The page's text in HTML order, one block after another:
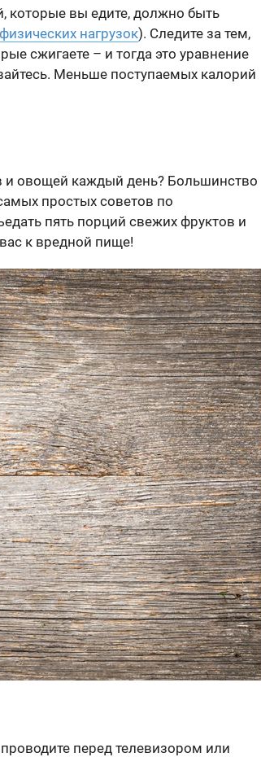
которые вы едите, должно быть
физических нагрузок). Следите за тем,
сжигаете – и тогда это уравнение
Меньше поступаемых калорий
и овощей каждый день? Большинство
простых советов по
пять порций свежих фруктов и
к вредной пище!
перед телевизором или